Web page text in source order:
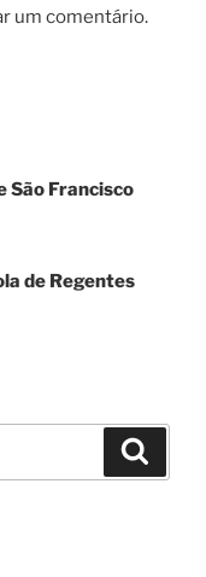
um comentário.
São Francisco
de Regentes